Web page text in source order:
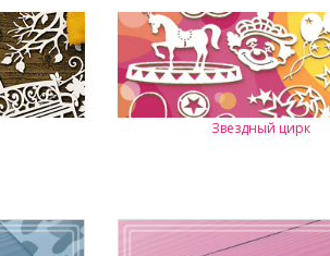
Звездный цирк